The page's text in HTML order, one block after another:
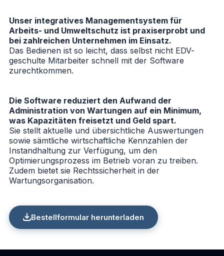
Unser integratives Managementsystem für
Arbeits- und Umweltschutz ist praxiserprobt und
bei zahlreichen Unternehmen im Einsatz.
Das Bedienen ist so leicht, dass selbst nicht EDV-
geschulte Mitarbeiter schnell mit der Software
zurechtkommen.
Die Software reduziert den Aufwand der
Administration von Wartungen auf ein Minimum,
was Kapazitäten freisetzt und Geld spart.
Sie stellt aktuelle und übersichtliche Auswertungen
sowie sämtliche wirtschaftliche Kennzahlen der
Instandhaltung zur Verfügung, um den
Optimierungsprozess im Betrieb voran zu treiben.
Zudem bietet sie Rechtssicherheit in der
Wartungsorganisation.
Bestellformular herunterladen